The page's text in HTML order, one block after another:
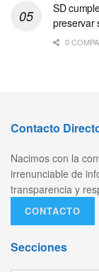
SD
preservar
0
Contacto
Nacimos con la
irrenunciable de
transparencia y
CONTACTO
Secciones